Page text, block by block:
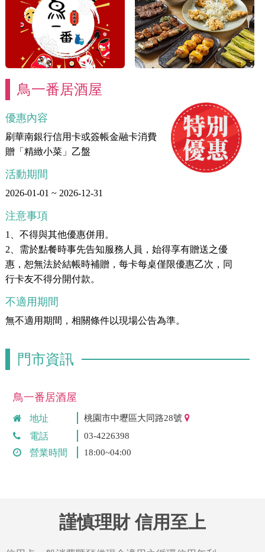
鳥一番居酒屋
優惠內容
刷華南銀行信用卡或簽帳金融卡消費
贈「精緻小菜」乙盤
活動期間
2026-01-01 ~ 2026-12-31
注意事項
1、不得與其他優惠併用。
2、需於點餐時事先告知服務人員，始得享有贈送之優
惠，恕無法於結帳時補贈，每卡每桌僅限優惠乙次，同
行卡友不得分開付款。
不適用期間
無不適用期間，相關條件以現場公告為準。
門市資訊
鳥一番居酒屋
地址 桃園市中壢區大同路28號
電話 03-4226398
營業時間 18:00~04:00
謹慎理財 信用至上